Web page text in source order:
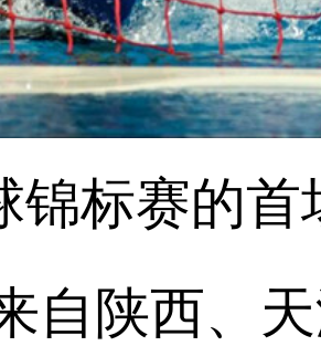
标赛的首
陕西、天